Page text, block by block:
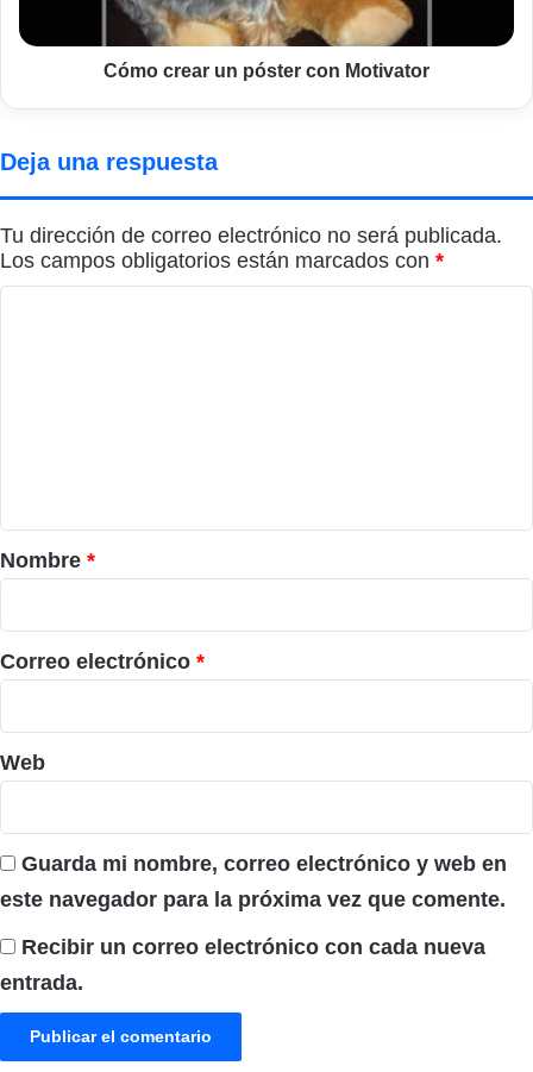
Cómo crear un póster con Motivator
Deja una respuesta
Tu dirección de correo electrónico no será publicada.
Los campos obligatorios están marcados con *
r
i
o
*
Nombre *
Correo electrónico *
Web
Guarda mi nombre, correo electrónico y web en
este navegador para la próxima vez que comente.
Recibir un correo electrónico con cada nueva
entrada.